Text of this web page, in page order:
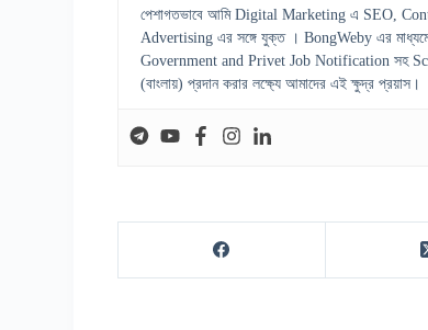
পেশাগতভাবে আমি Digital Marketing এ SEO,
Advertising এর সঙ্গে যুক্ত । BongWeby এর মাধ্যমে
Government and Privet Job Notification সহ
(বাংলায়) প্রদান করার লক্ষ্যে আমাদের এই ক্ষুদ্র প্রয়াস।